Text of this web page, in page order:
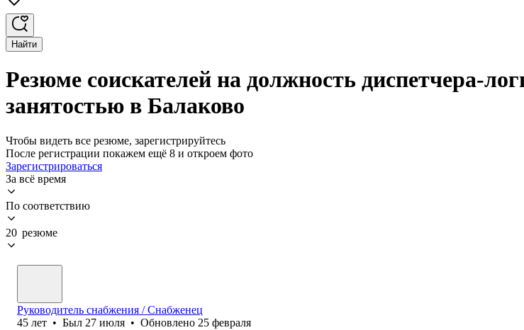
Найти
Резюме соискателей на должность диспетчера-
занятостью в Балаково
Чтобы видеть все резюме, зарегистрируйтесь
После регистрации покажем ещё 8 и откроем фото
Зарегистрироваться
За всё время
По соответствию
20 резюме
Руководитель снабжения / Снабженец
45 лет • Был 27 июля • Обновлено 25 февраля